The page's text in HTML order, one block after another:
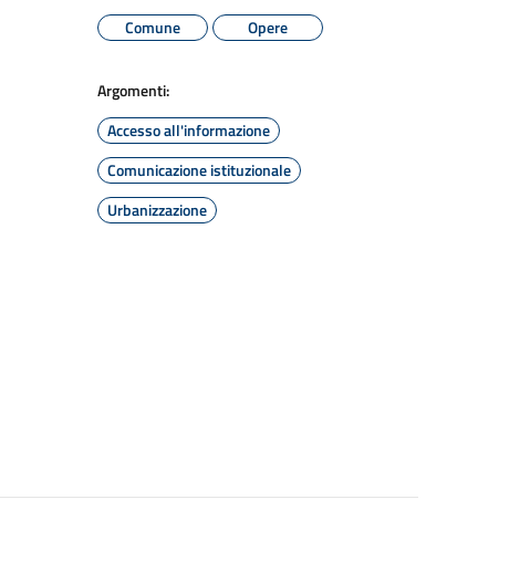
Comune
Opere
Argomenti:
Accesso all'informazione
Comunicazione istituzionale
Urbanizzazione